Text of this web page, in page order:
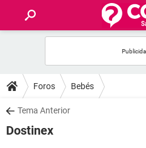
FOROS
SALUD
Foros Bebés
Tema Anterior
Dostinex